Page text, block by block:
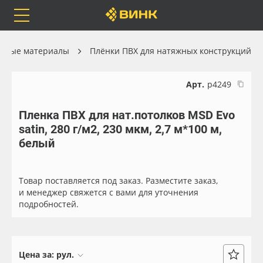
Каталог
Orafol
Бренды
Доставка
Весь каталог
Рулонные материалы
Самоклеящиеся плёнки
Листовые материалы
материалы Плёнки ПВХ для натяжных конструкций
Арт. р4249
Пленка ПВХ для нат.потолков MSD Evo
satin, 280 г/м2, 230 мкм, 2,7 м*100 м,
белый
Товар поставляется под заказ. Разместите заказ,
и менеджер свяжется с вами для уточнения
подробностей.
Цена за: рул.